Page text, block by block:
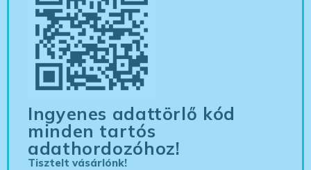
Ingyenes adattörlő kód
minden tartós
adathordozóhoz!
Tisztelt vásárlónk!